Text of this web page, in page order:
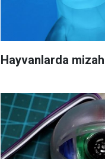
Hayvanlarda mizah